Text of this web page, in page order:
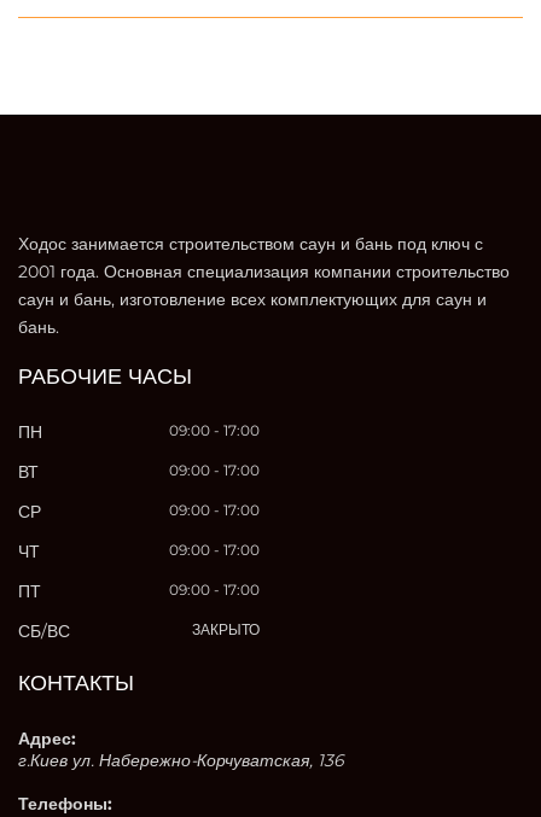
Ходос занимается строительством саун и бань под ключ с
2001 года. Основная специализация компании строительство
саун и бань, изготовление всех комплектующих для саун и
бань.
РАБОЧИЕ ЧАСЫ
ПН 09:00 - 17:00
ВТ 09:00 - 17:00
СР 09:00 - 17:00
ЧТ 09:00 - 17:00
ПТ 09:00 - 17:00
СБ/ВС ЗАКРЫТО
КОНТАКТЫ
Адрес:
г.Киев ул. Набережно-Корчуватская, 136
Телефоны: